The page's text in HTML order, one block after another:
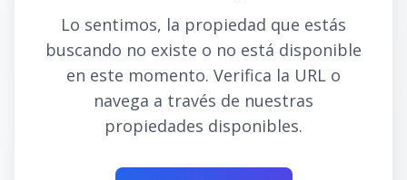
Lo sentimos, la propiedad que estás
buscando no existe o no está disponible
en este momento. Verifica la URL o
navega a través de nuestras
propiedades disponibles.